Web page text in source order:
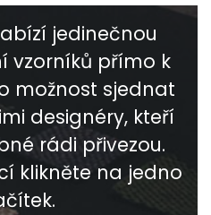
jedinečnou
vzorníků přímo k
možnost sjednat
designéry, kteří
rádi přivezou.
klikněte na jedno